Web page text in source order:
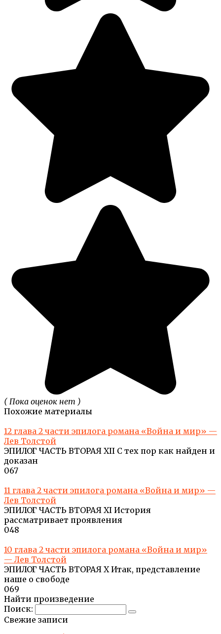
( Пока оценок нет )
Похожие материалы
12 глава 2 части эпилога романа «Война и мир» —
Лев Толстой
ЭПИЛОГ ЧАСТЬ ВТОРАЯ XII С тех пор как найден и
доказан
067
11 глава 2 части эпилога романа «Война и мир» —
Лев Толстой
ЭПИЛОГ ЧАСТЬ ВТОРАЯ XI История
рассматривает проявления
048
10 глава 2 части эпилога романа «Война и мир»
— Лев Толстой
ЭПИЛОГ ЧАСТЬ ВТОРАЯ X Итак, представление
наше о свободе
069
Найти произведение
Поиск:
Свежие записи